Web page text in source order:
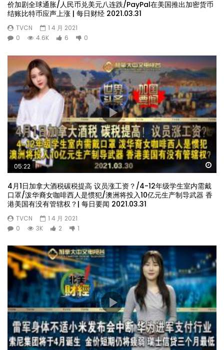
价加剧全球通胀/人民币兑美元八连跌/PayPal在美国推出加密货币
结账比特币应声上涨 | 每日财经 2021.03.31
TVCN
1 4 月 2021
0
4.6K 6 0
05:22
4月1日加拿大酒税碳税提高 议员涨工资？/4-12年级学生室内需戴
口罩/泼华裔女咖啡西人是惯犯/澳洲将投入10亿元生产制导武器 香
港美国有没有管辖权？| 每日要闻 2021.03.31
TVCN
1 4 月 2021
0
3K 2 1